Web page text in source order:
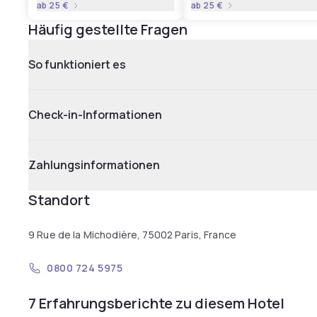
ab 25 € ab 25 €
Häufig gestellte Fragen
So funktioniert es
Check-in-Informationen
Zahlungsinformationen
Standort
9 Rue de la Michodière, 75002 Paris, France
0800 724 5975
7 Erfahrungsberichte zu diesem Hotel